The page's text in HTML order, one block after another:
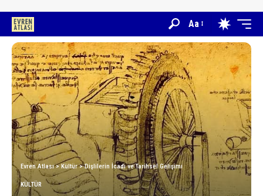
Aa
Evren Atlası>Kültür>Dişlilerin İcadı ve Tarihsel Gelişimi
KÜLTÜR